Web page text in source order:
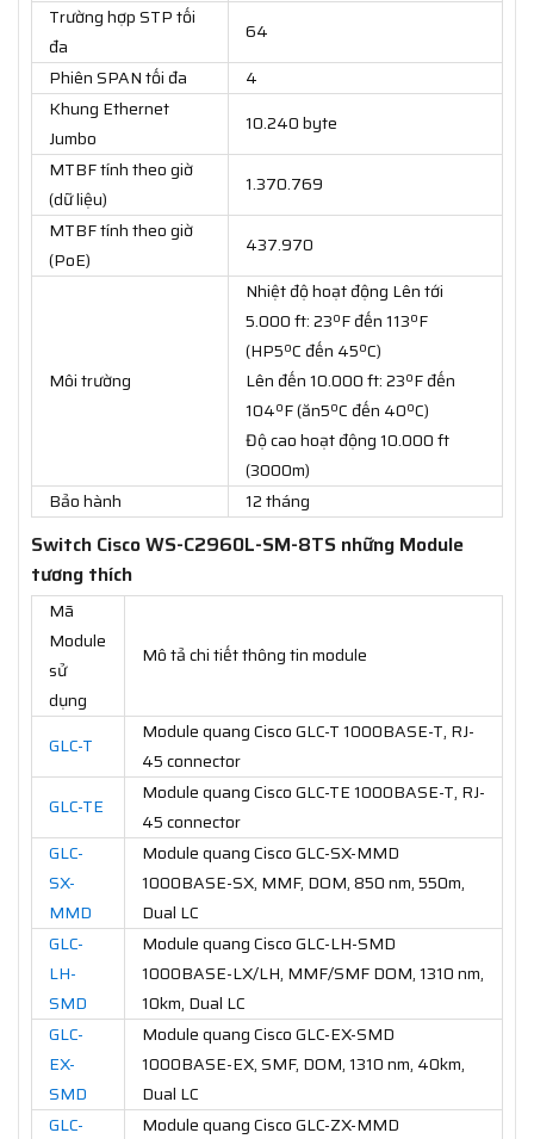
Trường hợp STP tối
đa
64
Phiên SPAN tối đa
4
Khung Ethernet
Jumbo
10.240 byte
MTBF tính theo giờ
(dữ liệu)
1.370.769
MTBF tính theo giờ
(PoE)
437.970
Môi trường
Nhiệt độ hoạt động Lên tới
5.000 ft: 23ºF đến 113ºF
(HP5ºC đến 45ºC)
Lên đến 10.000 ft: 23ºF đến
104ºF (ăn5ºC đến 40ºC)
Độ cao hoạt động 10.000 ft
(3000m)
Bảo hành
12 tháng
Switch Cisco WS-C2960L-SM-8TS những Module
tương thích
Mã
Module
sử
dụng
Mô tả chi tiết thông tin module
GLC-T
Module quang Cisco GLC-T 1000BASE-T, RJ-
45 connector
GLC-TE
Module quang Cisco GLC-TE 1000BASE-T, RJ-
45 connector
GLC-
SX-
MMD
Module quang Cisco GLC-SX-MMD
1000BASE-SX, MMF, DOM, 850 nm, 550m,
Dual LC
GLC-
LH-
SMD
Module quang Cisco GLC-LH-SMD
1000BASE-LX/LH, MMF/SMF DOM, 1310 nm,
10km, Dual LC
GLC-
EX-
SMD
Module quang Cisco GLC-EX-SMD
1000BASE-EX, SMF, DOM, 1310 nm, 40km,
Dual LC
GLC-
Module quang Cisco GLC-ZX-MMD